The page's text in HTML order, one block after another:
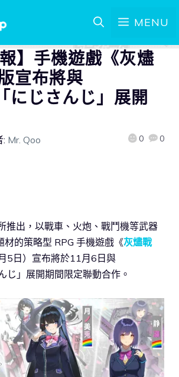
MENU
】手機遊戲《灰燼
宣布將與
じさんじ」展開
: Mr. Qoo 0 0
推出，以戰車、火炮、戰鬥機等武器
材的策略型 RPG 手機遊戲《灰燼戰
5日）宣布將於11月6日與
じ」展開期間限定聯動合作。